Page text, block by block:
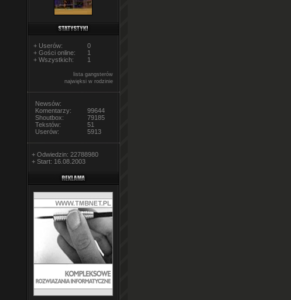
+ Userów:
0
+ Gości online:
1
+ Wszystkich:
1
lista gangsterów
najwięksi w rodzinie
Newsów:
Komentarzy:
99644
Shoutbox:
79185
Tekstów:
51
Userów:
5913
+ Odwiedzin: 22788980
+ Start: 16.08.2003